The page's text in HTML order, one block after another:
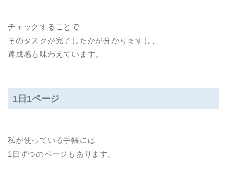
チェックすることで
そのタスクが完了したかが分かりますし、
達成感も味わえています。
1日1ページ
私が使っている手帳には
1日ずつのページもあります。